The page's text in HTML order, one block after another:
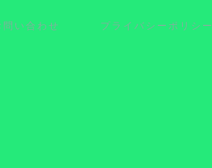
問い合わせ プライバシーポリシー